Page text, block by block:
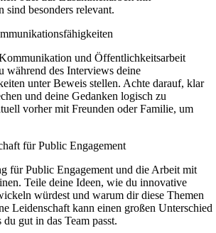
sind besonders relevant.
und Öffentlichkeitsarbeit
während des Interviews deine
unter Beweis stellen. Achte darauf, klar
und deine Gedanken logisch zu
vorher mit Freunden oder Familie, um
für Public Engagement
für Public Engagement und die Arbeit mit
Teile deine Ideen, wie du innovative
würdest und warum dir diese Themen
Leidenschaft kann einen großen Unterschied
gut in das Team passt.